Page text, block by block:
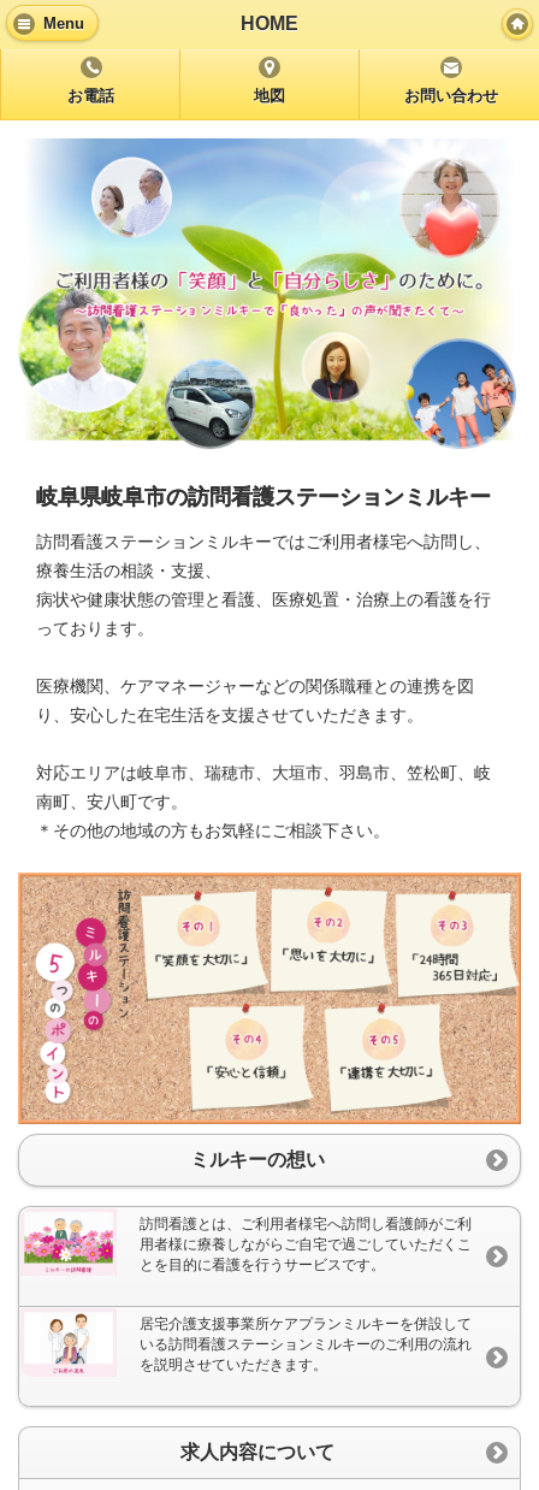
Menu HOME
お電話 地図 お問い合わせ
岐阜県岐阜市の訪問看護ステーションミルキー
訪問看護ステーションミルキーではご利用者様宅へ訪問し、
療養生活の相談・支援、
病状や健康状態の管理と看護、医療処置・治療上の看護を行
っております。
医療機関、ケアマネージャーなどの関係職種との連携を図
り、安心した在宅生活を支援させていただきます。
対応エリアは岐阜市、瑞穂市、大垣市、羽島市、笠松町、岐
南町、安八町です。
＊その他の地域の方もお気軽にご相談下さい。
ミルキーの想い
訪問看護とは、ご利用者様宅へ訪問し看護師がご利
用者様に療養しながらご自宅で過ごしていただくこ
とを目的に看護を行うサービスです。
居宅介護支援事業所ケアプランミルキーを併設して
いる訪問看護ステーションミルキーのご利用の流れ
を説明させていただきます。
求人内容について